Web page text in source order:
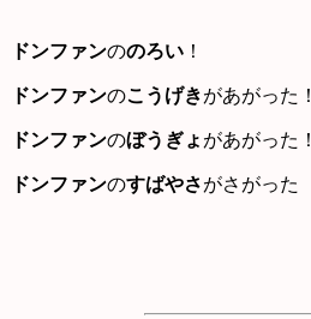
ドンファンののろい ！
ドンファンのこうげきがあがった！
ドンファンのぼうぎょ があがった！
ドンファンのすばやさがさがった